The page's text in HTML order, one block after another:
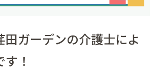
田ガーデンの介護士によ
！